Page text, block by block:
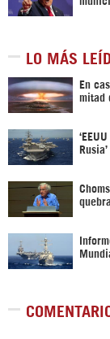
LO MÁS
En
mitad
Rusia’